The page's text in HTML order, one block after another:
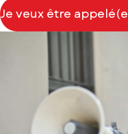
Je veux être